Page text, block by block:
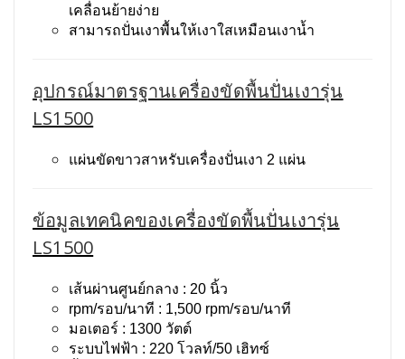
เคลื่อนย้ายง่าย
สามารถปั่นเงาพื้นให้เงาใสเหมือนเงาน้ำ
อุปกรณ์มาตรฐานเครื่องขัดพื้นปั่นเงารุ่น
LS1500
แผ่นขัดขาวสาหรับเครื่องปั่นเงา 2 แผ่น
ข้อมูลเทคนิคของเครื่องขัดพื้นปั่นเงารุ่น
LS1500
เส้นผ่านศูนย์กลาง : 20 นิ้ว
rpm/รอบ/นาที : 1,500 rpm/รอบ/นาที
มอเตอร์ : 1300 วัตต์
ระบบไฟฟ้า : 220 โวลท์/50 เฮิทซ์